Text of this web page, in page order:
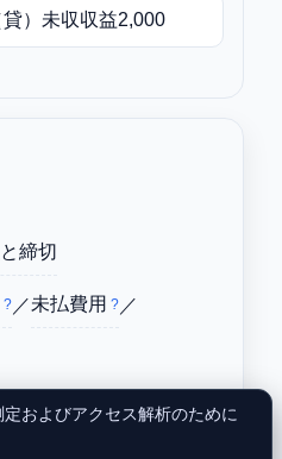
貸）未収収益2,000
締切
／未払費用 ／
）ドリル
およびアクセス解析のために